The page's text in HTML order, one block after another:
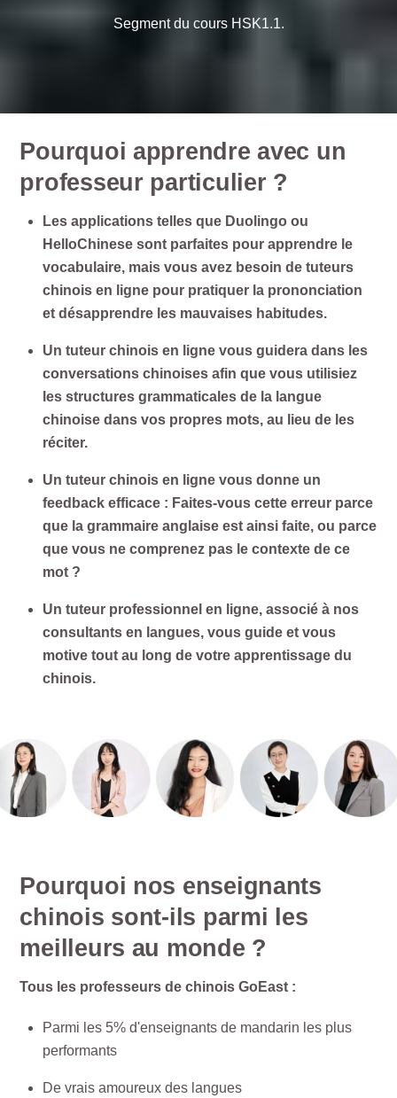
Segment du cours HSK1.1.
Pourquoi apprendre avec un
professeur particulier ?
Les applications telles que Duolingo ou
HelloChinese sont parfaites pour apprendre le
vocabulaire, mais vous avez besoin de tuteurs
chinois en ligne pour pratiquer la prononciation
et désapprendre les mauvaises habitudes.
Un tuteur chinois en ligne vous guidera dans les
conversations chinoises afin que vous utilisiez
les structures grammaticales de la langue
chinoise dans vos propres mots, au lieu de les
réciter.
Un tuteur chinois en ligne vous donne un
feedback efficace : Faites-vous cette erreur parce
que la grammaire anglaise est ainsi faite, ou parce
que vous ne comprenez pas le contexte de ce
mot ?
Un tuteur professionnel en ligne, associé à nos
consultants en langues, vous guide et vous
motive tout au long de votre apprentissage du
chinois.
Pourquoi nos enseignants
chinois sont-ils parmi les
meilleurs au monde ?
Tous les professeurs de chinois GoEast :
Parmi les 5% d'enseignants de mandarin les plus
performants
De vrais amoureux des langues